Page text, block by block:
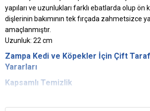
yapıları ve uzunlukları farklı ebatlarda olup ön
dişlerinin bakımının tek fırçada zahmetsizce
amaçlanmıştır.
Uzunluk: 22 cm
Zampa Kedi ve Köpekler İçin Çift
Yararları
Kapsamlı Temizlik
diş bakımı sağlar.